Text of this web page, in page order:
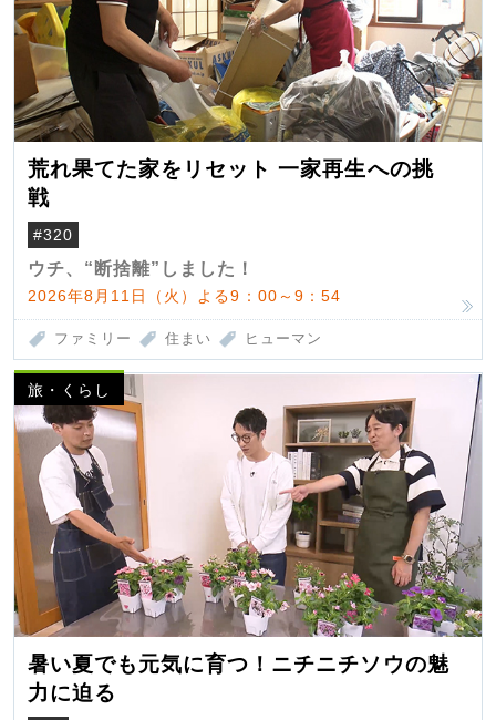
荒れ果てた家をリセット 一家再生への挑
戦
#320
ウチ、“断捨離”しました！
2026年8月11日（火）よる9：00～9：54
ファミリー 住まい ヒューマン
旅・くらし
暑い夏でも元気に育つ！ニチニチソウの魅
力に迫る